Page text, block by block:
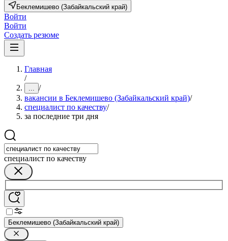
Беклемишево (Забайкальский край)
Войти
Войти
Создать резюме
Главная
/
... /
вакансии в Беклемишево (Забайкальский край)/
специалист по качеству/
за последние три дня
специалист по качеству
Беклемишево (Забайкальский край)